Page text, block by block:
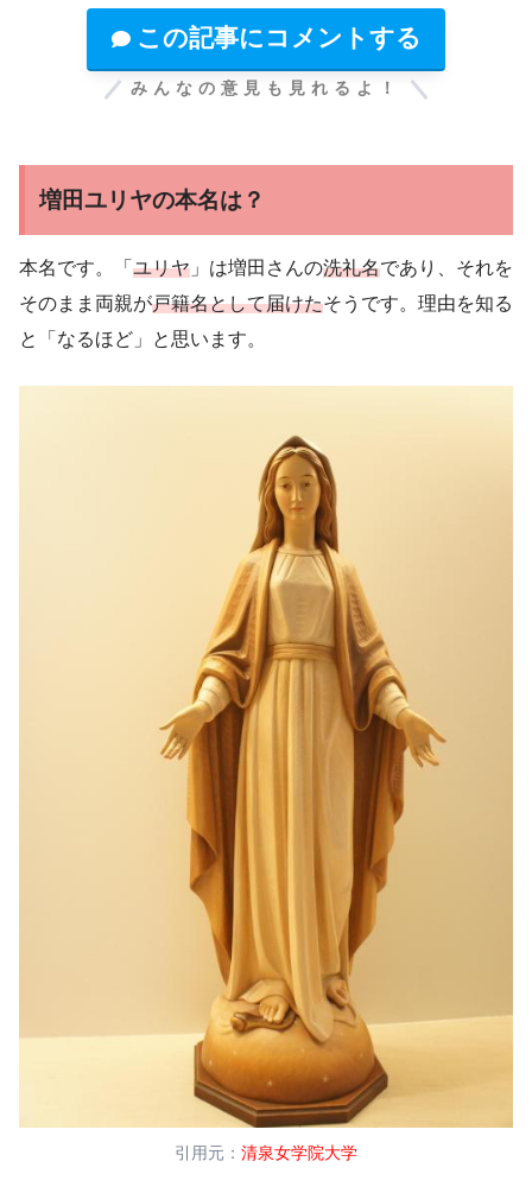
この記事にコメントする
みんなの意見も見れるよ！
増田ユリヤの本名は？
本名です。「 ユリヤ 」は増田さんの洗礼名であり、それを
そのまま両親が戸籍名として届けたそうです。理由を知る
と「なるほど」と思います。
引用元： 清泉女学院大学